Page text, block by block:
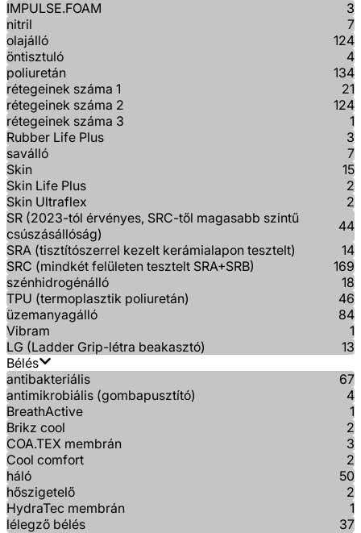
IMPULSE.FOAM
3
nitril
7
olajálló
124
öntisztuló
4
poliuretán
134
rétegeinek száma 1
21
rétegeinek száma 2
124
rétegeinek száma 3
1
Rubber Life Plus
3
saválló
7
Skin
15
Skin Life Plus
2
Skin Ultraflex
2
SR (2023-tól érvényes, SRC-től magasabb szintű
csúszásállóság)
44
SRA (tisztítószerrel kezelt kerámialapon tesztelt)
14
SRC (mindkét felületen tesztelt SRA+SRB)
169
szénhidrogénálló
18
TPU (termoplasztik poliuretán)
46
üzemanyagálló
84
Vibram
1
LG (Ladder Grip-létra beakasztó)
13
Bélés
antibakteriális
67
antimikrobiális (gombapusztító)
4
BreathActive
1
Brikz cool
2
COA.TEX membrán
3
Cool comfort
2
háló
50
hőszigetelő
2
HydraTec membrán
1
lélegző bélés
37